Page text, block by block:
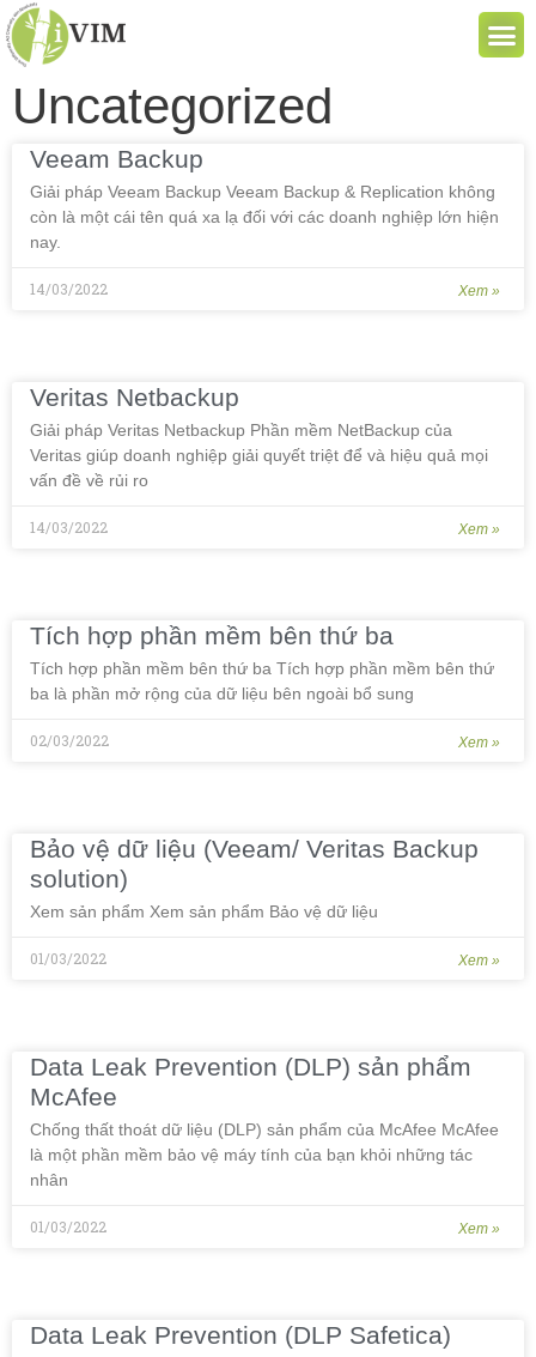
Uncategorized
Veeam Backup
Giải pháp Veeam Backup Veeam Backup & Replication không
còn là một cái tên quá xa lạ đối với các doanh nghiệp lớn hiện
nay.
Xem »
14/03/2022
Veritas Netbackup
Giải pháp Veritas Netbackup Phần mềm NetBackup của
Veritas giúp doanh nghiệp giải quyết triệt để và hiệu quả mọi
vấn đề về rủi ro
Xem »
14/03/2022
Tích hợp phần mềm bên thứ ba
Tích hợp phần mềm bên thứ ba Tích hợp phần mềm bên thứ
ba là phần mở rộng của dữ liệu bên ngoài bổ sung
Xem »
02/03/2022
Bảo vệ dữ liệu (Veeam/ Veritas Backup
solution)
Xem sản phẩm Xem sản phẩm Bảo vệ dữ liệu
Xem »
01/03/2022
Data Leak Prevention (DLP) sản phẩm
McAfee
Chống thất thoát dữ liệu (DLP) sản phẩm của McAfee McAfee
là một phần mềm bảo vệ máy tính của bạn khỏi những tác
nhân
Xem »
01/03/2022
Data Leak Prevention (DLP Safetica)